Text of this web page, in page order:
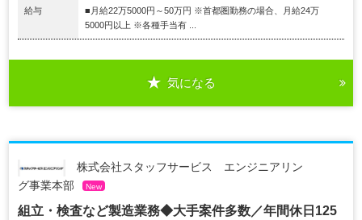
給与
■月給22万5000円～50万円 ※首都圏勤務の場合、月給24万
5000円以上 ※各種手当有 ...
気になる
株式会社スタッフサービス エンジニアリン
グ事業本部
New
組立・検査など製造業務◆大手案件多数／年間休日125